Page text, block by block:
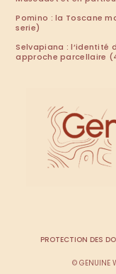
Pomino : la Toscane
serie)
Selvapiana : l’identité
approche parcellaire
PROTECTION DES
©